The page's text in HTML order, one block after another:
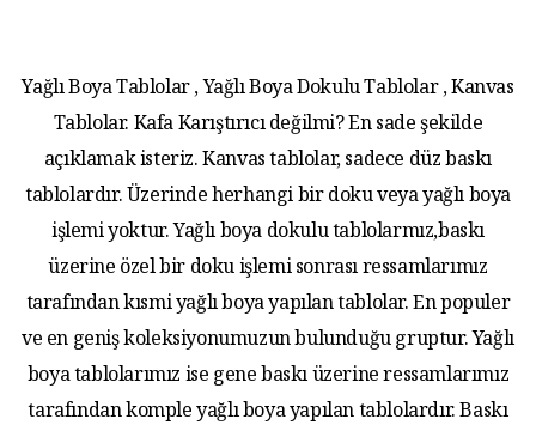
Yağlı Boya Tablolar , Yağlı Boya Dokulu Tablolar , Kanvas
Tablolar. Kafa Karıştırıcı değilmi? En sade şekilde
açıklamak isteriz. Kanvas tablolar, sadece düz baskı
tablolardır. Üzerinde herhangi bir doku veya yağlı boya
işlemi yoktur. Yağlı boya dokulu tablolarmız,baskı
üzerine özel bir doku işlemi sonrası ressamlarımız
tarafından kısmi yağlı boya yapılan tablolar. En populer
ve en geniş koleksiyonumuzun bulunduğu gruptur. Yağlı
boya tablolarımız ise gene baskı üzerine ressamlarımız
tarafından komple yağlı boya yapılan tablolardır. Baskı